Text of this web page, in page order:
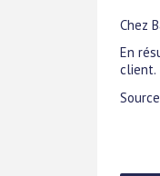
Chez
En
client.